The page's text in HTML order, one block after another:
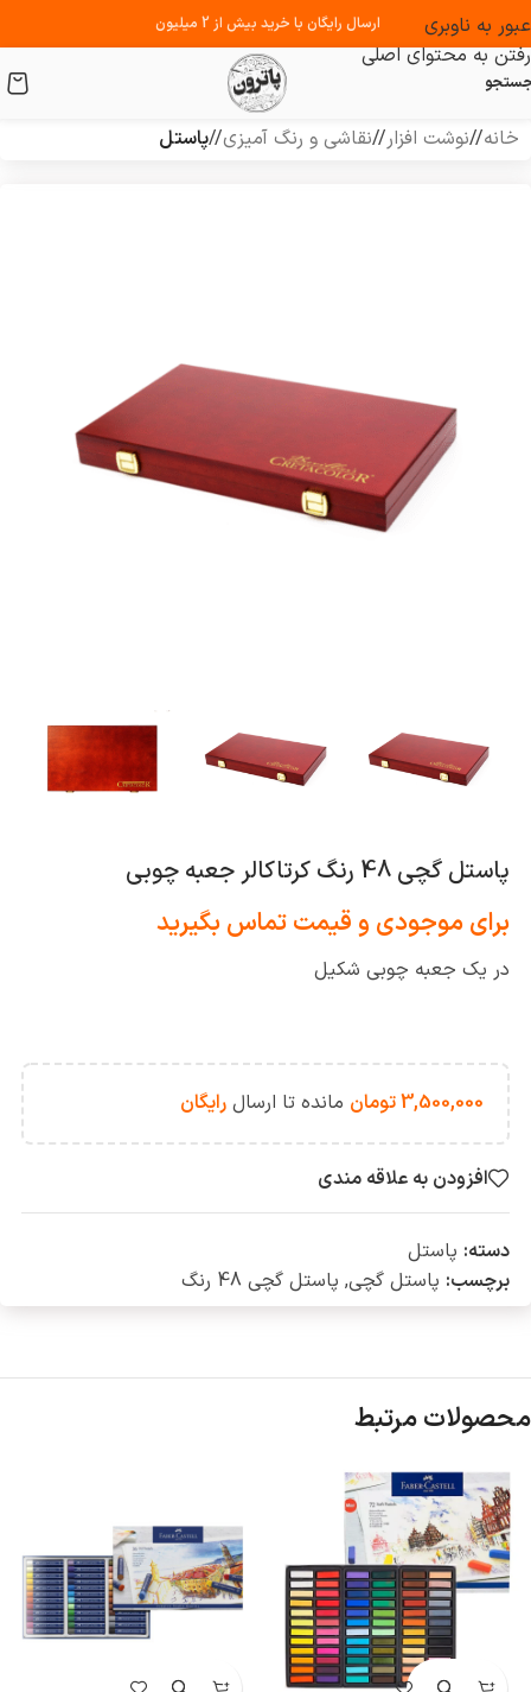
عبور به ناوبری
رفتن به محتوای اصلی
ارسال رایگان با خرید بیش از 2 میلیون
خانه/ نوشت افزار/ نقاشی و رنگ آمیزی/ پاستل
پاستل گچی 48 رنگ کرتاکالر جعبه چوبی
برای موجودی و قیمت تماس بگیرید
در یک جعبه چوبی شکیل
3,500,000تومان مانده تا ارسال رایگان
افزودن به علاقه مندی
دسته: پاستل
برچسب: پاستل گچی, پاستل گچی 48 رنگ
محصولات مرتبط